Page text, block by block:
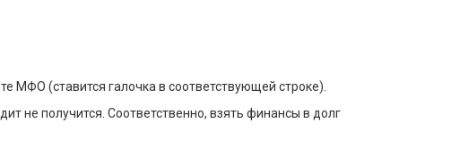
МФО (ставится галочка в соответствующей строке).
не получится. Соответственно, взять финансы в долг